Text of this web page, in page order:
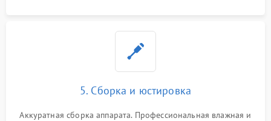
5. Сборка и юстировка
Аккуратная сборка аппарата. Профессиональная влажная и